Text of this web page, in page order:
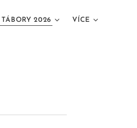
TÁBORY 2026 VÍCE